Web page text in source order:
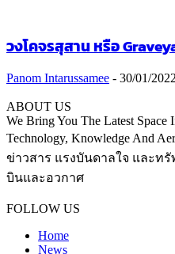
วงโคจรสุสาน หรือ
Panom Intarussamee - 30/01/2022
ABOUT US
We Bring You The Latest
Technology, Knowledge And
ข่าวสาร แรงบันดาลใจ และท
บินและอวกาศ
FOLLOW US
Home
News